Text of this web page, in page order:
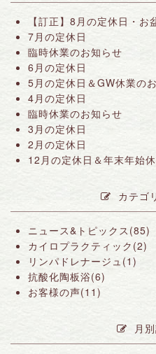
【訂正】8月の定休日・お
7月の定休日
臨時休業のお知らせ
6月の定休日
5月の定休日＆GW休業の
4月の定休日
臨時休業のお知らせ
3月の定休日
2月の定休日
12月の定休日＆年末年始
カテゴ
ニュース&トピックス(85)
カイロプラクティック(2)
リンパドレナージュ(1)
抗酸化陶板浴(6)
お客様の声(11)
月